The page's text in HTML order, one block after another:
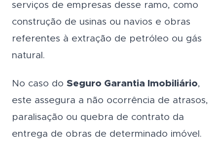
serviços de empresas desse ramo, como
construção de usinas ou navios e obras
referentes à extração de petróleo ou gás
natural.
No caso do Seguro Garantia Imobiliário,
este assegura a não ocorrência de atrasos,
paralisação ou quebra de contrato da
entrega de obras de determinado imóvel.